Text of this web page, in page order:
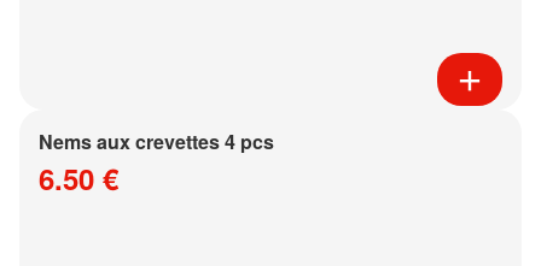
Nems aux crevettes 4 pcs
6.50 €